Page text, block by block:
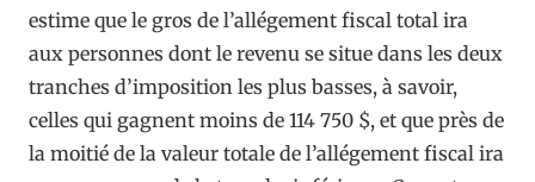
estime que le gros de l’allégement fiscal total ira
aux personnes dont le revenu se situe dans les deux
tranches d’imposition les plus basses, à savoir,
celles qui gagnent moins de 114 750 $, et que près de
la moitié de la valeur totale de l’allégement fiscal ira